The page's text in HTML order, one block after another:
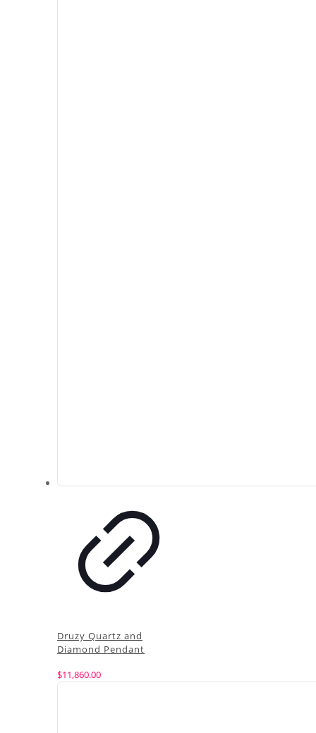
Druzy Quartz and
Diamond Pendant
$11,860.00